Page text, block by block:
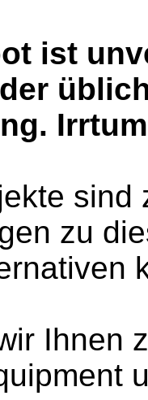
ist
sind
zu
Ihnen